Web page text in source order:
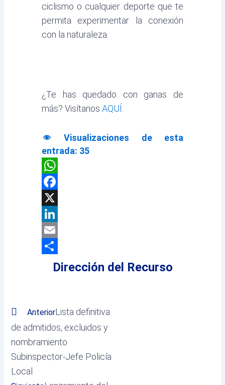
ciclismo o cualquier deporte que te
permita experimentar la conexión
con la naturaleza.
¿Te has quedado con ganas de
más? Visítanos AQUÍ.
Visualizaciones de esta
entrada: 35
WhatsApp
Facebook
X
LinkedIn
Email
Compartir
Dirección del Recurso
AnteriorLista definitiva
de admitidos, excluidos y
nombramiento
Subinspector-Jefe Policía
Local